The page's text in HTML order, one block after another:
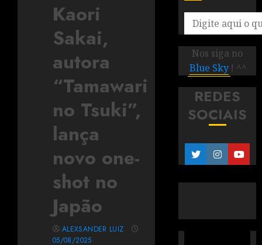
Kaori
Sakai,
autora
“Tamawari
no Tsuki”,
lança
novo one-
shot no
Japão
ALEXSANDER LUIZ
05/08/2025
Nos siga no
Blue Sky ! ^^
REDES
SOCIAIS